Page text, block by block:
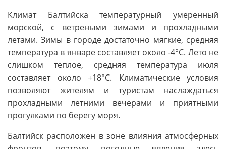
Климат Балтийска температурный умеренный
морской, с ветреными зимами и прохладными
летами. Зимы в городе достаточно мягкие, средняя
температура в январе составляет около -4°C. Лето не
слишком теплое, средняя температура июля
составляет около +18°C. Климатические условия
позволяют жителям и туристам наслаждаться
прохладными летними вечерами и приятными
прогулками по берегу моря.
Балтийск расположен в зоне влияния атмосферных